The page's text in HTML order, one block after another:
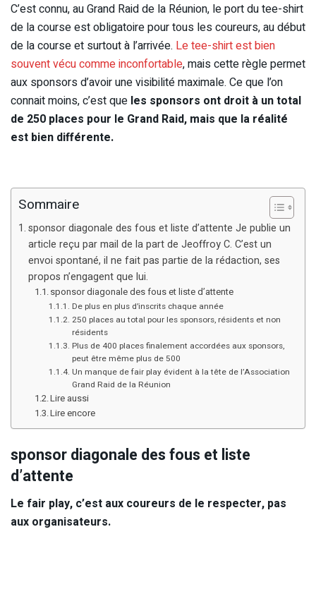
C’est connu, au Grand Raid de la Réunion, le port du tee-shirt
de la course est obligatoire pour tous les coureurs, au début
de la course et surtout à l’arrivée. Le tee-shirt est bien
souvent vécu comme inconfortable, mais cette règle permet
aux sponsors d’avoir une visibilité maximale. Ce que l’on
connait moins, c’est que les sponsors ont droit à un total
de 250 places pour le Grand Raid, mais que la réalité
est bien différente.
Sommaire
sponsor diagonale des fous et liste d’attente Je publie un
article reçu par mail de la part de Jeoffroy C. C’est un
envoi spontané, il ne fait pas partie de la rédaction, ses
propos n’engagent que lui.
sponsor diagonale des fous et liste d’attente
De plus en plus d’inscrits chaque année
250 places au total pour les sponsors, résidents et non
résidents
Plus de 400 places finalement accordées aux sponsors,
peut être même plus de 500
Un manque de fair play évident à la tête de l’Association
Grand Raid de la Réunion
Lire aussi
Lire encore
sponsor diagonale des fous et liste
d’attente
Le fair play, c’est aux coureurs de le respecter, pas
aux organisateurs.